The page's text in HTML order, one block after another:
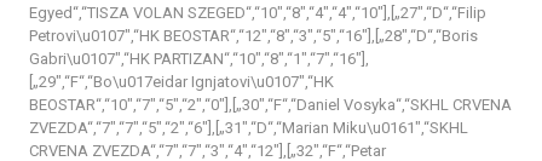
Egyed“,“TISZA VOLAN SZEGED“,“10″,“8″,“4″,“4″,“10″],[„27″,“D“,“Filip
Petrovi\u0107″,“HK BEOSTAR“,“12″,“8″,“3″,“5″,“16″],[„28″,“D“,“Boris
Gabri\u0107″,“HK PARTIZAN“,“10″,“8″,“1″,“7″,“16″],
[„29″,“F“,“Bo\u017eidar Ignjatovi\u0107″,“HK
BEOSTAR“,“10″,“7″,“5″,“2″,“0″],[„30″,“F“,“Daniel Vosyka“,“SKHL CRVENA
ZVEZDA“,“7″,“7″,“5″,“2″,“6″],[„31″,“D“,“Marian Miku\u0161″,“SKHL
CRVENA ZVEZDA“,“7″,“7″,“3″,“4″,“12″],[„32″,“F“,“Petar